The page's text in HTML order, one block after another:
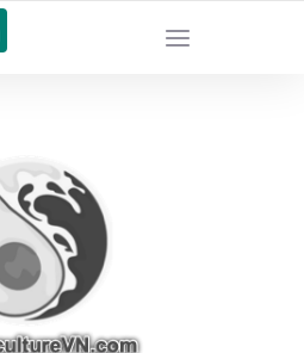
PHẨM BỀN VỮNG